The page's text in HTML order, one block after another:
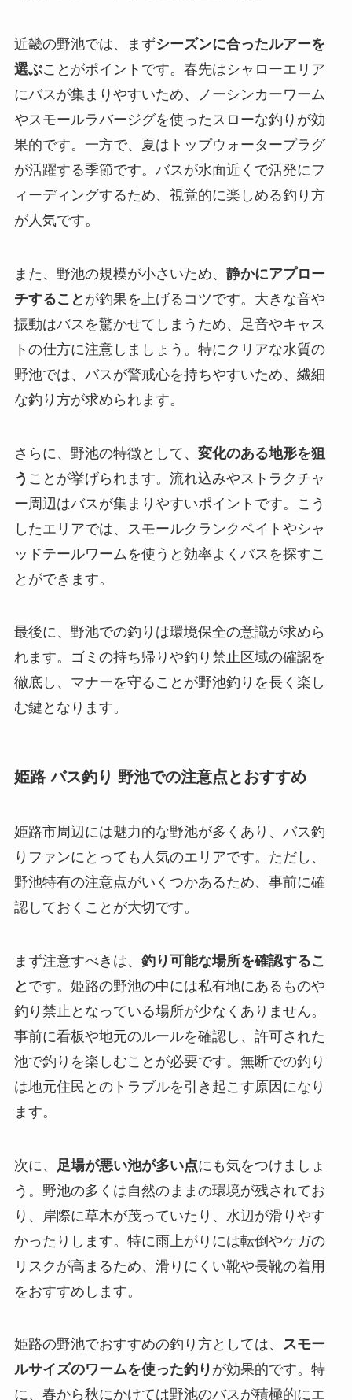
近畿の野池では、まずシーズンに合ったルアーを
選ぶことがポイントです。春先はシャローエリア
にバスが集まりやすいため、ノーシンカーワーム
やスモールラバージグを使ったスローな釣りが効
果的です。一方で、夏はトップウォータープラグ
が活躍する季節です。バスが水面近くで活発にフ
ィーディングするため、視覚的に楽しめる釣り方
が人気です。
また、野池の規模が小さいため、 静かにアプロー
チすること が釣果を上げるコツです。大きな音や
振動はバスを驚かせてしまうため、足音やキャス
トの仕方に注意しましょう。特にクリアな水質の
野池では、バスが警戒心を持ちやすいため、繊細
な釣り方が求められます。
さらに、野池の特徴として、 変化のある地形を狙
う ことが挙げられます。流れ込みやストラクチャ
ー周辺はバスが集まりやすいポイントです。こう
したエリアでは、スモールクランクベイトやシャ
ッドテールワームを使うと効率よくバスを探すこ
とができます。
最後に、野池での釣りは環境保全の意識が求めら
れます。ゴミの持ち帰りや釣り禁止区域の確認を
徹底し、マナーを守ることが野池釣りを長く楽し
む鍵となります。
姫路 バス釣り 野池での注意点とおすすめ
姫路市周辺には魅力的な野池が多くあり、バス釣
りファンにとっても人気のエリアです。ただし、
野池特有の注意点がいくつかあるため、事前に確
認しておくことが大切です。
まず注意すべきは、 釣り可能な場所を確認するこ
と です。姫路の野池の中には私有地にあるものや
釣り禁止となっている場所が少なくありません。
事前に看板や地元のルールを確認し、許可された
池で釣りを楽しむことが必要です。無断での釣り
は地元住民とのトラブルを引き起こす原因になり
ます。
次に、 足場が悪い池が多い点にも気をつけましょ
う。野池の多くは自然のままの環境が残されてお
り、岸際に草木が茂っていたり、水辺が滑りやす
かったりします。特に雨上がりには転倒やケガの
リスクが高まるため、滑りにくい靴や長靴の着用
をおすすめします。
姫路の野池でおすすめの釣り方としては、 スモー
ルサイズのワームを使った釣り が効果的です。特
に、春から秋にかけては野池のバスが積極的にエ